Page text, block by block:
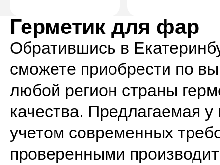
Герметик для фар
Обратившись в
сможете приобрести по
любой регион страны
качества. Предлагаемая у
учетом современных
проверенными